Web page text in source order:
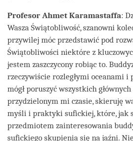
Profesor Ahmet Karamastaffa:
Wasza Świątobliwość, szanowni
przywilej móc przedstawić pod
Świątobliwości niektóre z
jestem zaszczycony robiąc to.
rzeczywiście rozległymi oceanami i
mógł poruszyć wszystkich
przydzielonym mi czasie, skieruję
myśli i praktyki sufickiej, które, jak
przedmiotem zainteresowania
sufickiego skupienia się na jaźni.